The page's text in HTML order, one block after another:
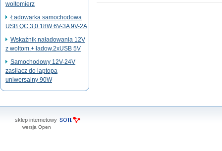
woltomierz
Ładowarka samochodowa
USB QC 3,0 18W 6V-3A 9V-2A
Wskaźnik naładowania 12V
z woltom.+ ładow.2xUSB 5V
Samochodowy 12V-24V
zasilacz do laptopa
uniwersalny 90W
sklep internetowy
wersja Open